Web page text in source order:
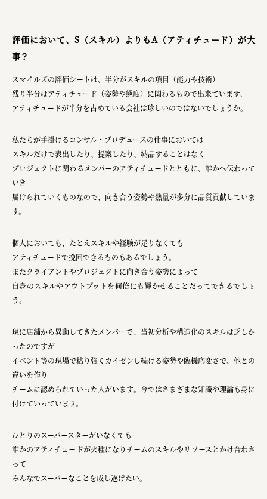
評価において、S（スキル）よりもA（アティチュード）が大
事？
スマイルズの評価シートは、半分がスキルの項目（能力や技術）
残り半分はアティチュード（姿勢や態度）に関わるもので出来ています。
アティチュードが半分を占めている会社は珍しいのではないでしょうか。
私たちが手掛けるコンサル・プロデュースの仕事においては
スキルだけで表出したり、提案したり、納品することはなく
プロジェクトに関わるメンバーのアティチュードとともに、誰かへ伝わって
いき
届けられていくものなので、向き合う姿勢や熱量が多分に品質貢献していま
す。
個人においても、たとえスキルや経験が足りなくても
アティチュードで挽回できるものもあるでしょう。
またクライアントやプロジェクトに向き合う姿勢によって
自身のスキルやアウトプットを何倍にも輝かせることだってできるでしょ
う。
現に店舗から異動してきたメンバーで、当初分析や構造化のスキルは乏しか
ったのですが
イベント等の現場で粘り強くカイゼンし続ける姿勢や臨機応変さで、他との
違いを作り
チームに認められていった人がいます。今ではさまざまな知識や理論も身に
付けていっています。
ひとりのスーパースターがいなくても
誰かのアティチュードが火種になりチームのスキルやリソースとかけ合わさ
って
みんなでスーパーなことを成し遂げたい。